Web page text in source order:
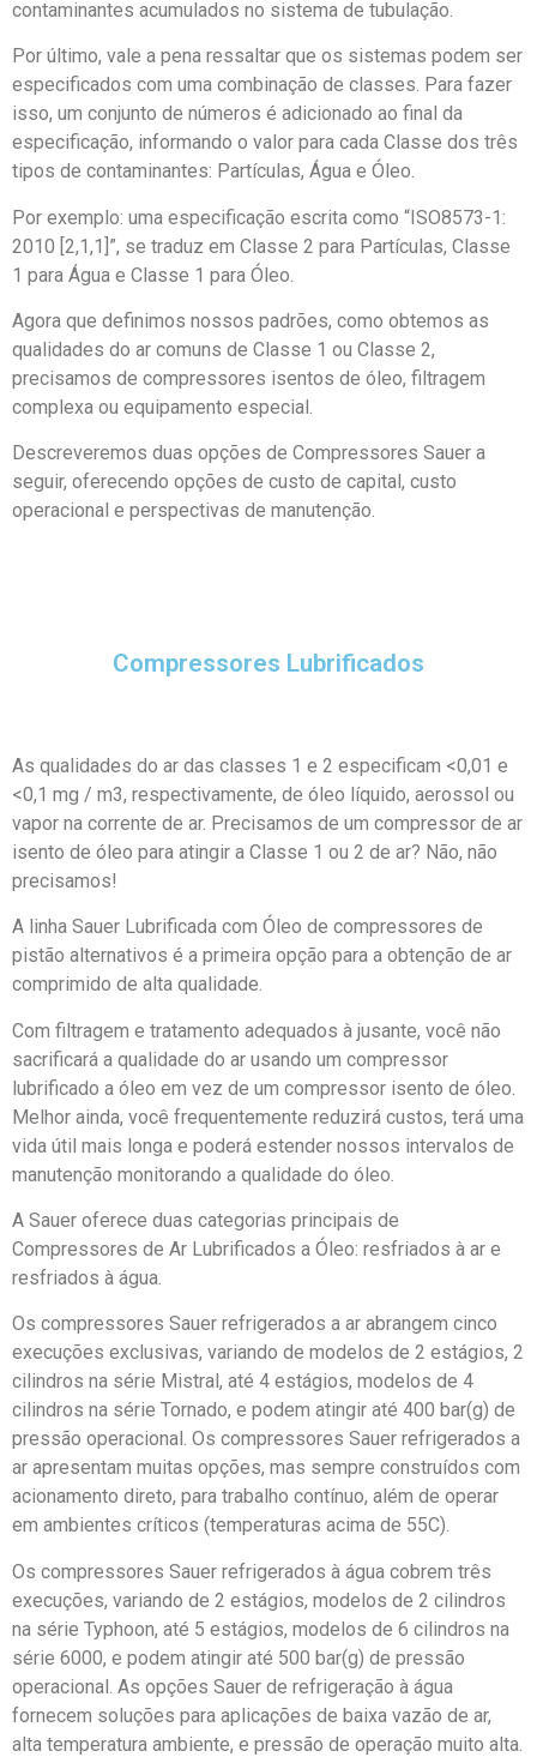
contaminantes acumulados no sistema de tubulação.
Por último, vale a pena ressaltar que os sistemas podem ser
especificados com uma combinação de classes. Para fazer
isso, um conjunto de números é adicionado ao final da
especificação, informando o valor para cada Classe dos três
tipos de contaminantes: Partículas, Água e Óleo.
Por exemplo: uma especificação escrita como “ISO8573-1:
2010 [2,1,1]”, se traduz em Classe 2 para Partículas, Classe
1 para Água e Classe 1 para Óleo.
Agora que definimos nossos padrões, como obtemos as
qualidades do ar comuns de Classe 1 ou Classe 2,
precisamos de compressores isentos de óleo, filtragem
complexa ou equipamento especial.
Descreveremos duas opções de Compressores Sauer a
seguir, oferecendo opções de custo de capital, custo
operacional e perspectivas de manutenção.
Compressores Lubrificados
As qualidades do ar das classes 1 e 2 especificam <0,01 e
<0,1 mg / m3, respectivamente, de óleo líquido, aerossol ou
vapor na corrente de ar. Precisamos de um compressor de ar
isento de óleo para atingir a Classe 1 ou 2 de ar? Não, não
precisamos!
A linha Sauer Lubrificada com Óleo de compressores de
pistão alternativos é a primeira opção para a obtenção de ar
comprimido de alta qualidade.
Com filtragem e tratamento adequados à jusante, você não
sacrificará a qualidade do ar usando um compressor
lubrificado a óleo em vez de um compressor isento de óleo.
Melhor ainda, você frequentemente reduzirá custos, terá uma
vida útil mais longa e poderá estender nossos intervalos de
manutenção monitorando a qualidade do óleo.
A Sauer oferece duas categorias principais de
Compressores de Ar Lubrificados a Óleo: resfriados à ar e
resfriados à água.
Os compressores Sauer refrigerados a ar abrangem cinco
execuções exclusivas, variando de modelos de 2 estágios, 2
cilindros na série Mistral, até 4 estágios, modelos de 4
cilindros na série Tornado, e podem atingir até 400 bar(g) de
pressão operacional. Os compressores Sauer refrigerados a
ar apresentam muitas opções, mas sempre construídos com
acionamento direto, para trabalho contínuo, além de operar
em ambientes críticos (temperaturas acima de 55C).
Os compressores Sauer refrigerados à água cobrem três
execuções, variando de 2 estágios, modelos de 2 cilindros
na série Typhoon, até 5 estágios, modelos de 6 cilindros na
série 6000, e podem atingir até 500 bar(g) de pressão
operacional. As opções Sauer de refrigeração à água
fornecem soluções para aplicações de baixa vazão de ar,
alta temperatura ambiente, e pressão de operação muito alta.